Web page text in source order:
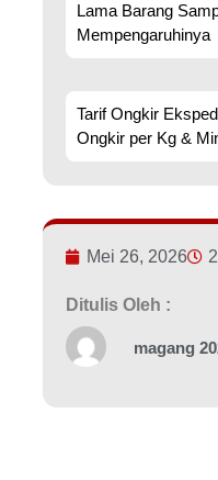
Lama Barang
Mempengaruhinya
Tarif Ongkir
Ongkir per Kg &
Mei 26, 2026
Ditulis Oleh :
magang